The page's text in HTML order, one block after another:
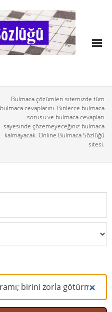
Bulmaca çözümleri sitemizde tüm
bulmaca cevaplarını. Binlerce bulmaca
sorusu ve bulmaca cevapları
sayesinde çözemeyeceğiniz bulmaca
kalmayacak. Online Bulmaca Sözlüğü
sitesi.